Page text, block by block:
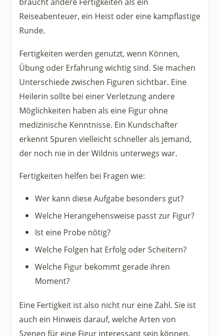
Reiseabenteuer, ein Heist oder eine kampflastige
Runde.
Fertigkeiten werden genutzt, wenn Können,
Übung oder Erfahrung wichtig sind. Sie machen
Unterschiede zwischen Figuren sichtbar. Eine
Heilerin sollte bei einer Verletzung andere
Möglichkeiten haben als eine Figur ohne
medizinische Kenntnisse. Ein Kundschafter
erkennt Spuren vielleicht schneller als jemand,
der noch nie in der Wildnis unterwegs war.
Fertigkeiten helfen bei Fragen wie:
Wer kann diese Aufgabe besonders gut?
Welche Herangehensweise passt zur Figur?
Ist eine Probe nötig?
Welche Folgen hat Erfolg oder Scheitern?
Welche Figur bekommt gerade ihren
Moment?
Eine Fertigkeit ist also nicht nur eine Zahl. Sie ist
auch ein Hinweis darauf, welche Arten von
Szenen für eine Figur interessant sein können.